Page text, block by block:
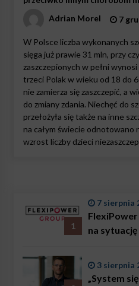
Adrian Morel
7
W Polsce liczba wykonanych
sięga już prawie 31 mln, przy
zaszczepionych w pełni
trzeci Polak w wieku od 18 do
nie zamierza się zaszczepić, a
do zmiany zdania. Niechęć do
przełożyła się także na inne
na całym świecie odnotowano
wzrost liczby dzieci
1
7 sierpnia
na
3 sierpnia
„System